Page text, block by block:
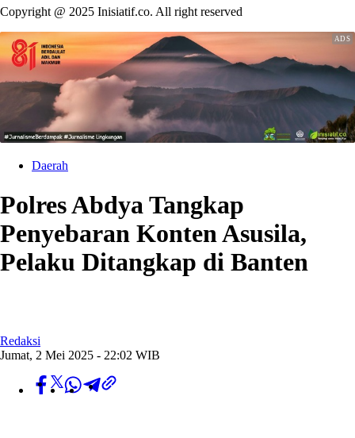
Copyright @ 2025 Inisiatif.co. All right reserved
Daerah
Polres Abdya Tangkap
Penyebaran Konten Asusila,
Pelaku Ditangkap di Banten
Redaksi
Jumat, 2 Mei 2025 - 22:02 WIB